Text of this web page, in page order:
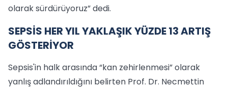
olarak sürdürüyoruz” dedi.
SEPSİS HER YIL YAKLAŞIK YÜZDE 13 ARTIŞ
GÖSTERİYOR
Sepsis'in halk arasında “kan zehirlenmesi” olarak
yanlış adlandırıldığını belirten Prof. Dr. Necmettin